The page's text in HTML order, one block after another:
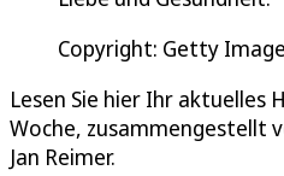
Copyright: Getty
Lesen Sie hier Ihr aktuelles
Woche, zusammengestellt
Jan Reimer.